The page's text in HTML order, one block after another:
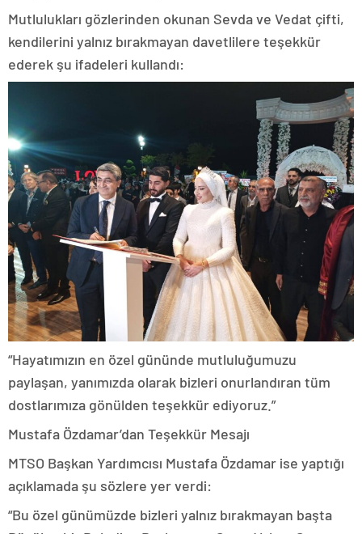
Mutlulukları gözlerinden okunan Sevda ve Vedat çifti,
kendilerini yalnız bırakmayan davetlilere teşekkür
ederek şu ifadeleri kullandı:
“Hayatımızın en özel gününde mutluluğumuzu
paylaşan, yanımızda olarak bizleri onurlandıran tüm
dostlarımıza gönülden teşekkür ediyoruz.”
Mustafa Özdamar’dan Teşekkür Mesajı
MTSO Başkan Yardımcısı Mustafa Özdamar ise yaptığı
açıklamada şu sözlere yer verdi:
“Bu özel günümüzde bizleri yalnız bırakmayan başta